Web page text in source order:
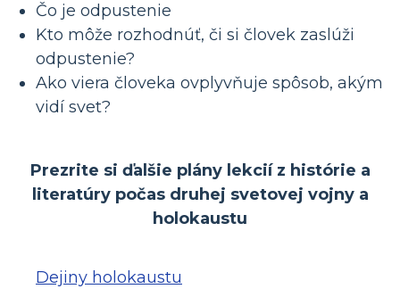
Čo je odpustenie
Kto môže rozhodnúť, či si človek zaslúži
odpustenie?
Ako viera človeka ovplyvňuje spôsob, akým
vidí svet?
Prezrite si ďalšie plány lekcií z histórie a
literatúry počas druhej svetovej vojny a
holokaustu
Dejiny holokaustu